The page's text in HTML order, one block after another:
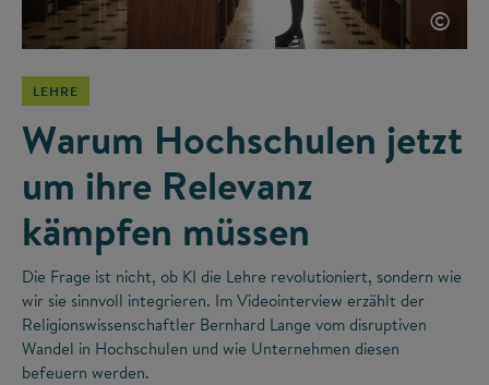
©
LEHRE
Warum Hochschulen jetzt
um ihre Relevanz
kämpfen müssen
Die Frage ist nicht, ob KI die Lehre revolutioniert, sondern wie
wir sie sinnvoll integrieren. Im Videointerview erzählt der
Religionswissenschaftler Bernhard Lange vom disruptiven
Wandel in Hochschulen und wie Unternehmen diesen
befeuern werden.